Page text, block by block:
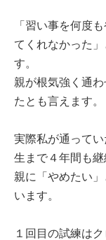
「習い事を何度
てくれなかった
す。
親が根気強く通
たとも言えます。
実際私が通って
生まで４年間も継
親に「やめたい
います。
１回目の試練は